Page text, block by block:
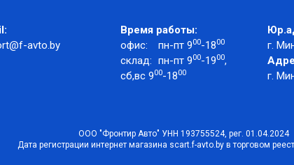
avto.by
Время работы:
офис:
пн-пт 900-1800
склад: пн-пт 900-1900,
сб,вс 900-1800
г.
г.
ООО "Фронтир Авто" УНН 193755524, рег. 01.04.2024
Дата регистрации интернет магазина scart.f-avto.by в торговом